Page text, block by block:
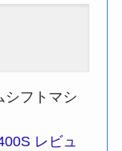
シフトマシ
レビュ